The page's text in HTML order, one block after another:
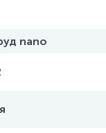
nano